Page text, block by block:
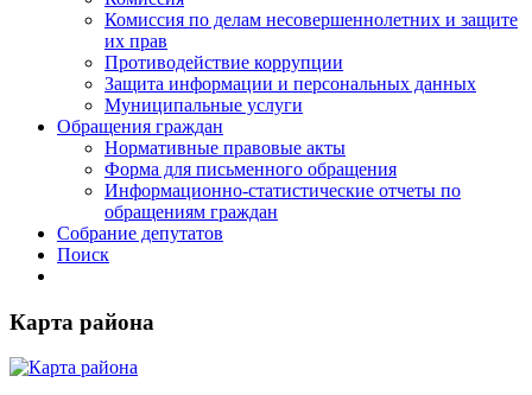
Комиссия по делам несовершеннолетних и защите
их прав
Противодействие коррупции
Защита информации и персональных данных
Муниципальные услуги
Обращения граждан
Нормативные правовые акты
Форма для письменного обращения
Информационно-статистические отчеты по
обращениям граждан
Собрание депутатов
Поиск
Карта района